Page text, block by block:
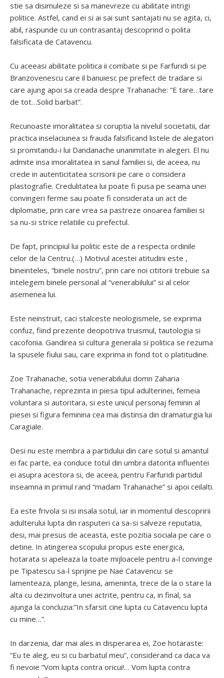
stie sa disimuleze si sa manevreze cu abilitate intrigi
politice. Astfel, cand ei si ai sai sunt santajati nu se agita, ci,
abil, raspunde cu un contrasantaj descoprind o polita
falsificata de Catavencu.
Cu aceeasi abilitate politica ii combate si pe Farfuridi si pe
Branzovenescu care il banuiesc pe prefect de tradare si
care ajung apoi sa creada despre Trahanache: “E tare…tare
de tot…Solid barbat”.
Recunoaste imoralitatea si coruptia la nivelul societatii, dar
practica inselaciunea si frauda falsificand listele de alegatori
si promitandu-i lui Dandanache unanimitate in alegeri. El nu
admite insa imoralitatea in sanul familiei si, de aceea, nu
crede in autenticitatea scrisorii pe care o considera
plastografie. Credulitatea lui poate fi pusa pe seama unei
convingeri ferme sau poate fi considerata un act de
diplomatie, prin care vrea sa pastreze onoarea familiei si
sa nu-si strice relatiile cu prefectul.
De fapt, principiul lui politic este de a respecta ordinile
celor de la Centru.(…) Motivul acestei atitudini este ,
bineinteles, “binele nostru”, prin care noi cititorii trebuie sa
intelegem binele personal al “venerabilului” si al celor
asemenea lui.
Este neinstruit, caci stalceste neologismele, se exprima
confuz, fiind prezente deopotriva truismul, tautologia si
cacofonia. Gandirea si cultura generala si politica se rezuma
la spusele fiului sau, care exprima in fond tot o platitudine.
Zoe Trahanache, sotia venerabilului domn Zaharia
Trahanache, reprezinta in piesa tipul adulterinei, femeia
voluntara si autoritara, si este unicul personaj feminin al
piesei si figura feminina cea mai distinsa din dramaturgia lui
Caragiale.
Desi nu este membra a partidului din care sotul si amantul
ei fac parte, ea conduce totul din umbra datorita influentei
ei asupra acestora si, de aceea, pentru Farfuridi partidul
inseamna in primul rand “madam Trahanache” si apoi ceilalti.
Ea este frivola si isi insala sotul, iar in momentul descopririi
adulterului lupta din rasputeri ca sa-si salveze reputatia,
desi, mai presus de aceasta, este pozitia sociala pe care o
detine. In atingerea scopului propus este energica,
hotarata si apeleaza la toate mijloacele pentru a-l convinge
pe Tipatescu sa-l sprijine pe Nae Catavencu: se
lamenteaza, plange, lesina, ameninta, trece de la o stare la
alta cu dezinvoltura unei actrite, pentru ca, in final, sa
ajunga la concluzia:”In sfarsit cine lupta cu Catavencu lupta
cu mine…”.
In darzenia, dar mai ales in disperarea ei, Zoe hotaraste:
“Eu te aleg, eu si cu barbatul meu”, considerand ca daca va
fi nevoie “Vom lupta contra oricui!… Vom lupta contra